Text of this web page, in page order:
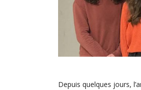
Depuis quelques jours,